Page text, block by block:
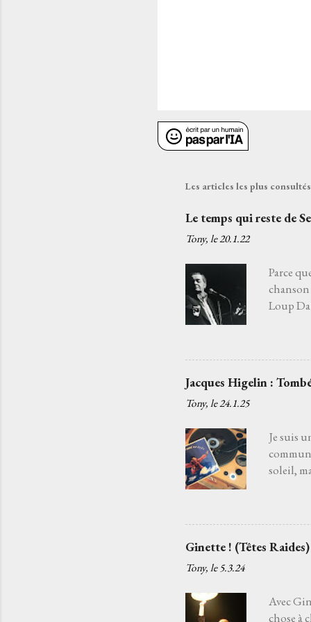
Les articles les plus
Le temps qui reste de
Tony, le20.1.22
Parce
Loup
j'aurais
Jacques Higelin :
Tony, le24.1.25
Je suis
soleil,
ancien
Ginette ! (Têtes Raides)
Tony, le 5.3.24
Avec
chose à